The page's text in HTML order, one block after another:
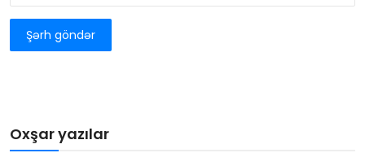
Şərh göndər
Oxşar yazılar